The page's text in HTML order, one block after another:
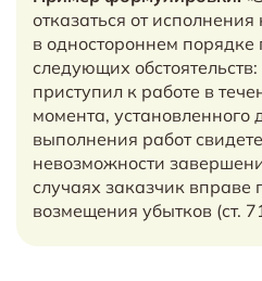
отказаться от
в одностороннем порядке
следующих
приступил к работе в
момента, установленного
выполнения работ
невозможности
случаях заказчик вправе
возмещения убытков (ст.